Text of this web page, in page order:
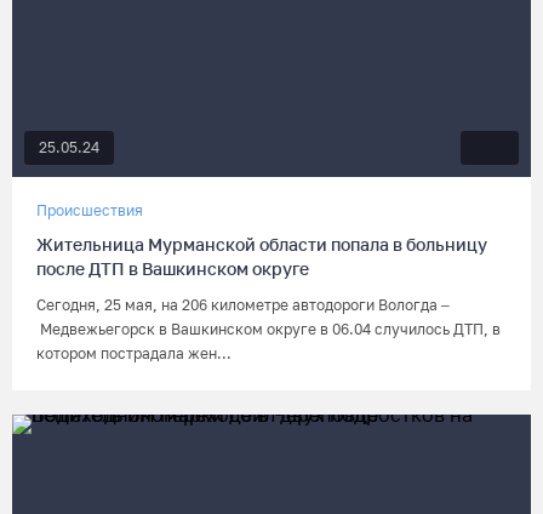
25.05.24
Происшествия
Жительница Мурманской области попала в больницу
после ДТП в Вашкинском округе
Сегодня, 25 мая, на 206 километре автодороги Вологда –
Медвежьегорск в Вашкинском округе в 06.04 случилось ДТП, в
котором пострадала жен...